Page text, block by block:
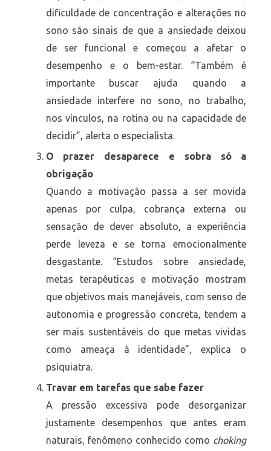
dificuldade de concentração e alterações no
sono são sinais de que a ansiedade deixou
de ser funcional e começou a afetar o
desempenho e o bem-estar. “Também é
importante buscar ajuda quando a
ansiedade interfere no sono, no trabalho,
nos vínculos, na rotina ou na capacidade de
decidir”, alerta o especialista.
O prazer desaparece e sobra só a
obrigação
Quando a motivação passa a ser movida
apenas por culpa, cobrança externa ou
sensação de dever absoluto, a experiência
perde leveza e se torna emocionalmente
desgastante. “Estudos sobre ansiedade,
metas terapêuticas e motivação mostram
que objetivos mais manejáveis, com senso de
autonomia e progressão concreta, tendem a
ser mais sustentáveis do que metas vividas
como ameaça à identidade”, explica o
psiquiatra.
Travar em tarefas que sabe fazer
A pressão excessiva pode desorganizar
justamente desempenhos que antes eram
naturais, fenômeno conhecido como choking